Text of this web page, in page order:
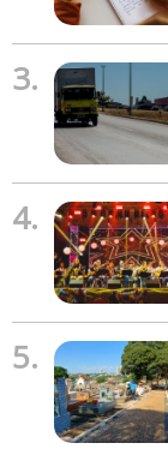
3.
4.
5.